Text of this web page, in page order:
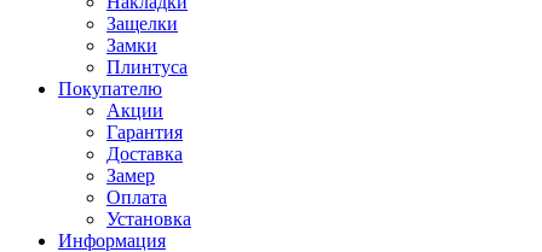
Защелки
Замки
Плинтуса
Покупателю
Акции
Гарантия
Доставка
Замер
Оплата
Установка
Информация